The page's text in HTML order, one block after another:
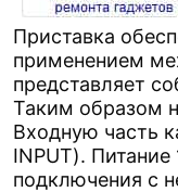
Приставка
применением
представляет
Таким образом
Входную часть
INPUT).
подключения с